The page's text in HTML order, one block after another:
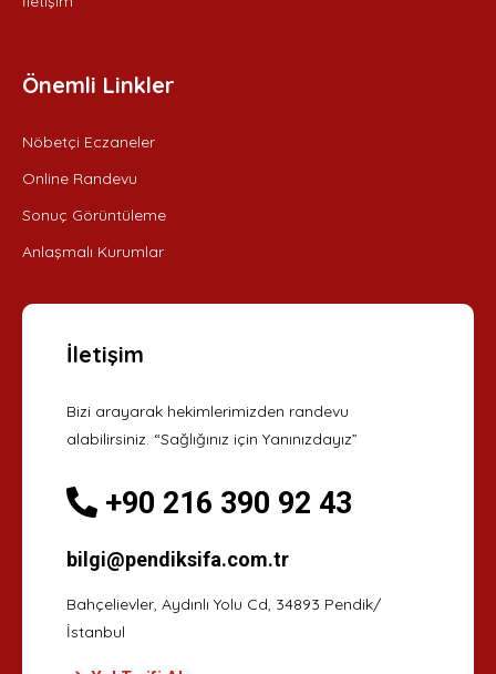
Önemli Linkler
Nöbetçi Eczaneler
Online Randevu
Sonuç Görüntüleme
Anlaşmalı Kurumlar
İletişim
Bizi arayarak hekimlerimizden randevu
alabilirsiniz. “Sağlığınız için Yanınızdayız”
+90 216 390 92 43
bilgi@pendiksifa.com.tr
Bahçelievler, Aydınlı Yolu Cd, 34893 Pendik/
İstanbul